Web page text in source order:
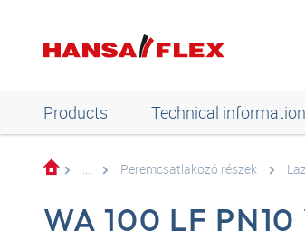
Products Technical information
... Peremcsatlakozó részek
WA 100 LF PN10